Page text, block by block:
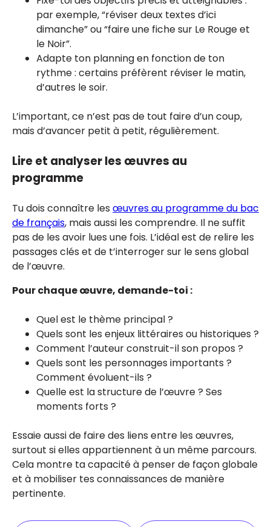
par exemple, “réviser deux textes d’ici
dimanche” ou “faire une fiche sur Le Rouge et
le Noir”.
Adapte ton planning en fonction de ton
rythme : certains préfèrent réviser le matin,
d’autres le soir.
L’important, ce n’est pas de tout faire d’un coup,
mais d’avancer petit à petit, régulièrement.
Lire et analyser les œuvres au
programme
Tu dois connaître les œuvres au programme du bac
de français, mais aussi les comprendre. Il ne suffit
pas de les avoir lues une fois. L’idéal est de relire les
passages clés et de t’interroger sur le sens global
de l’œuvre.
Pour chaque œuvre, demande-toi :
Quel est le thème principal ?
Quels sont les enjeux littéraires ou historiques ?
Comment l’auteur construit-il son propos ?
Quels sont les personnages importants ?
Comment évoluent-ils ?
Quelle est la structure de l’œuvre ? Ses
moments forts ?
Essaie aussi de faire des liens entre les œuvres,
surtout si elles appartiennent à un même parcours.
Cela montre ta capacité à penser de façon globale
et à mobiliser tes connaissances de manière
pertinente.